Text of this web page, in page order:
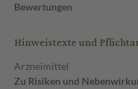
Bewertungen
Hinweistexte und
Arzneimittel
Zu Risiken und